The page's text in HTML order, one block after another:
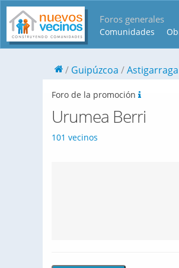
Foros generales
Comunidades
Guipúzcoa Astigarraga
Foro de la promoción
Urumea Berri
101 vecinos